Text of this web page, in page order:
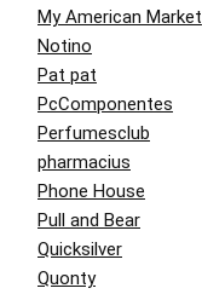
My American Market
Notino
Pat pat
PcComponentes
Perfumesclub
pharmacius
Phone House
Pull and Bear
Quicksilver
Quonty